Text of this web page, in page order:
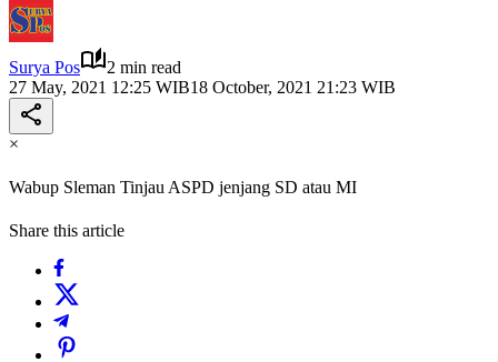
Surya Pos
2 min read
27 May, 2021 12:25 WIB18 October, 2021 21:23 WIB
×
Wabup Sleman Tinjau ASPD jenjang SD atau MI
Share this article